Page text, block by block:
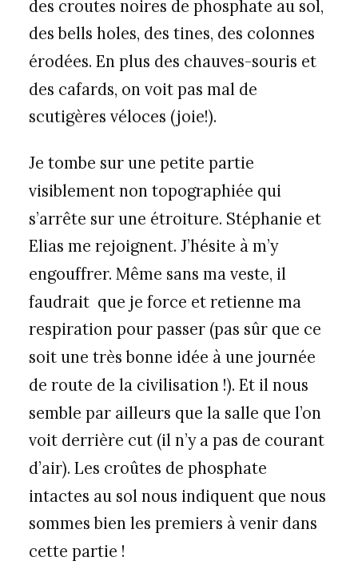
des croutes noires de phosphate au sol,
des bells holes, des tines, des colonnes
érodées. En plus des chauves-souris et
des cafards, on voit pas mal de
scutigères véloces (joie!).
Je tombe sur une petite partie
visiblement non topographiée qui
s’arrête sur une étroiture. Stéphanie et
Elias me rejoignent. J’hésite à m’y
engouffrer. Même sans ma veste, il
faudrait que je force et retienne ma
respiration pour passer (pas sûr que ce
soit une très bonne idée à une journée
de route de la civilisation !). Et il nous
semble par ailleurs que la salle que l’on
voit derrière cut (il n’y a pas de courant
d’air). Les croûtes de phosphate
intactes au sol nous indiquent que nous
sommes bien les premiers à venir dans
cette partie !